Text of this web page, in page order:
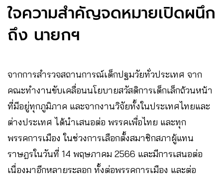
ใจความสำคัญจดหมายเปิดผนึก
ถึง นายกฯ
จากการสำรวจสถานการณ์เด็กปฐมวัยทั่วประเทศ จาก
คณะทำงานขับเคลื่อนนโยบายสวัสดิการเด็กเล็กถ้วนหน้า
ที่มีอยู่ทุกภูมิภาค และจากงานวิจัยทั้งในประเทศไทยและ
ต่างประเทศ ได้นำเสนอต่อ พรรคเพื่อไทย และทุก
พรรคการเมือง ในช่วงการเลือกตั้งสมาชิกสภาผู้แทน
ราษฎรในวันที่ 14 พฤษภาคม 2566 และมีการเสนอต่อ
เนื่องมาอีกหลายระลอก ทั้งต่อพรรคการเมือง และต่อ